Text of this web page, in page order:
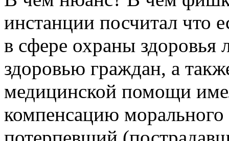
инстанции посчитал что
в сфере охраны
здоровью граждан, а
медицинской помощи
компенсацию морального